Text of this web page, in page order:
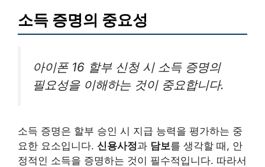
소득 증명의 중요성
아이폰 16 할부 신청 시 소득 증명의
필요성을 이해하는 것이 중요합니다.
소득 증명은 할부 승인 시 지급 능력을 평가하는 중
요한 요소입니다. 신용사정과 담보를 생각할 때, 안
정적인 소득을 증명하는 것이 필수적입니다. 따라서